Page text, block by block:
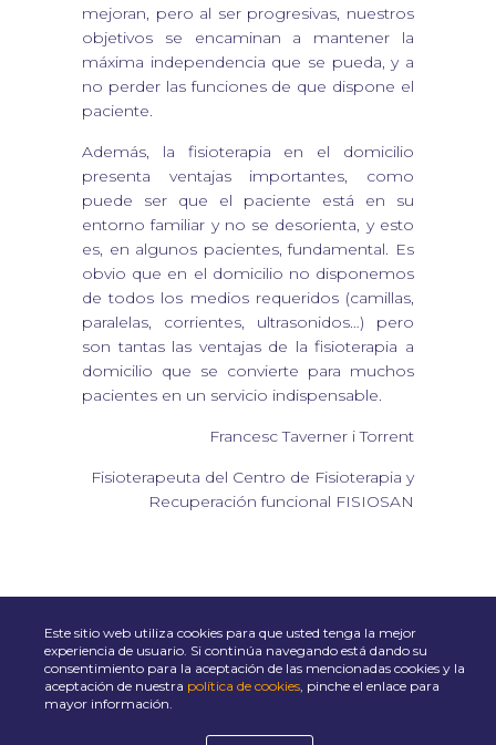
mejoran, pero al ser progresivas, nuestros
objetivos se encaminan a mantener la
máxima independencia que se pueda, y a
no perder las funciones de que dispone el
paciente.
Además, la fisioterapia en el domicilio
presenta ventajas importantes, como
puede ser que el paciente está en su
entorno familiar y no se desorienta, y esto
es, en algunos pacientes, fundamental. Es
obvio que en el domicilio no disponemos
de todos los medios requeridos (camillas,
paralelas, corrientes, ultrasonidos…) pero
son tantas las ventajas de la fisioterapia a
domicilio que se convierte para muchos
pacientes en un servicio indispensable.
Francesc Taverner i Torrent
Fisioterapeuta del Centro de Fisioterapia y
Recuperación funcional FISIOSAN
POLÍTICA DE COOKIES POLÍTICA DE PRIVACIDAD AVISO LEGAL
Este sitio web utiliza cookies para que usted tenga la mejor
experiencia de usuario. Si continúa navegando está dando su
consentimiento para la aceptación de las mencionadas cookies y la
aceptación de nuestra política de cookies, pinche el enlace para
mayor información.